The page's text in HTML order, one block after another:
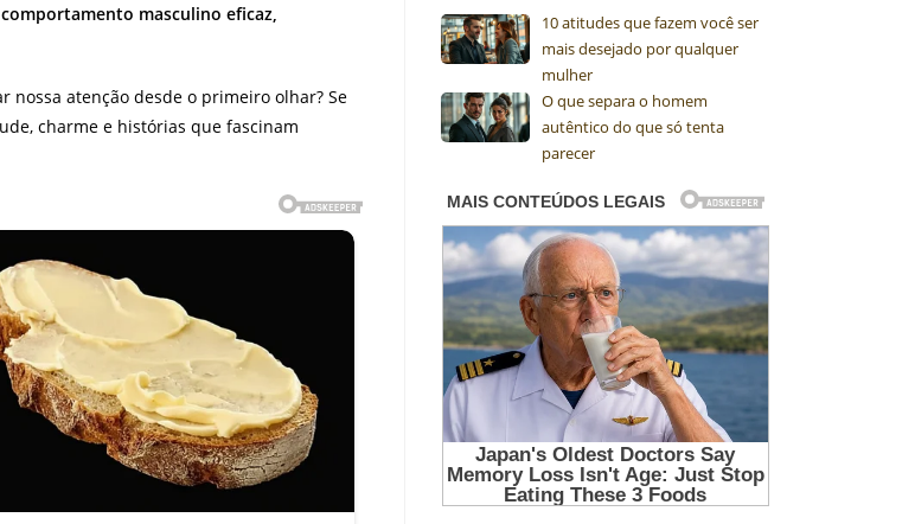
masculino eficaz,
nossa atenção desde o primeiro olhar? Se
charme e histórias que fascinam
10 atitudes que fazem você ser
mais desejado por qualquer
mulher
O que separa o homem
autêntico do que só tenta
parecer